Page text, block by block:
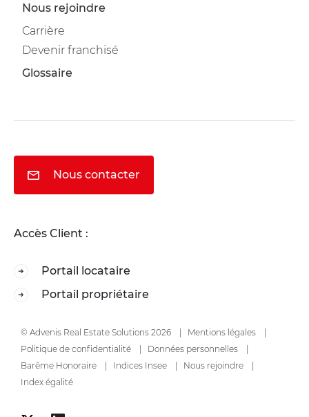
Nous rejoindre
Carrière
Devenir franchisé
Glossaire
Nous contacter
Accès Client :
Portail locataire
Portail propriétaire
© Advenis Real Estate Solutions 2026
Mentions légales
Politique de confidentialité
Données personnelles
Barême Honoraire
Indices Insee
Nous rejoindre
Index égalité